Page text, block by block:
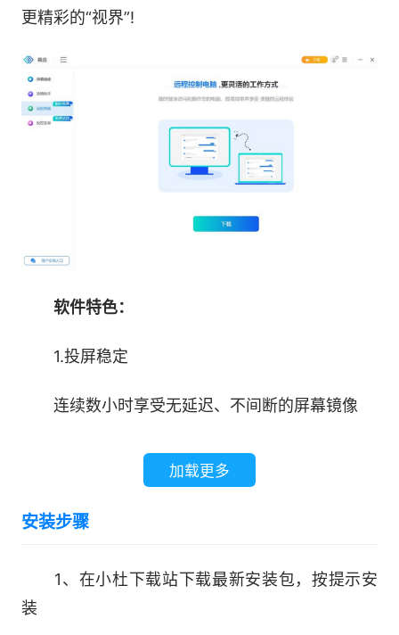
更精彩的“视界”!
软件特色：
1.投屏稳定
连续数小时享受无延迟、不间断的屏幕镜像
质
3.特色功能
加载更多
安装步骤
1、在小杜下载站下载最新安装包，按提示安
装